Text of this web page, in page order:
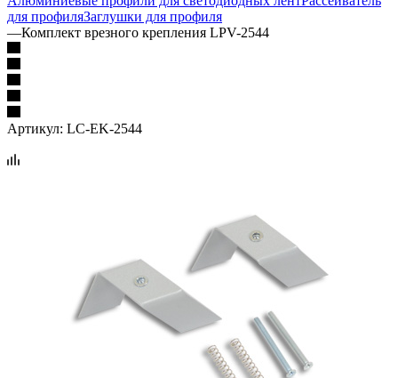
для профиляЗаглушки для профиля
—Комплект врезного крепления LPV-2544
Артикул: LC-EK-2544